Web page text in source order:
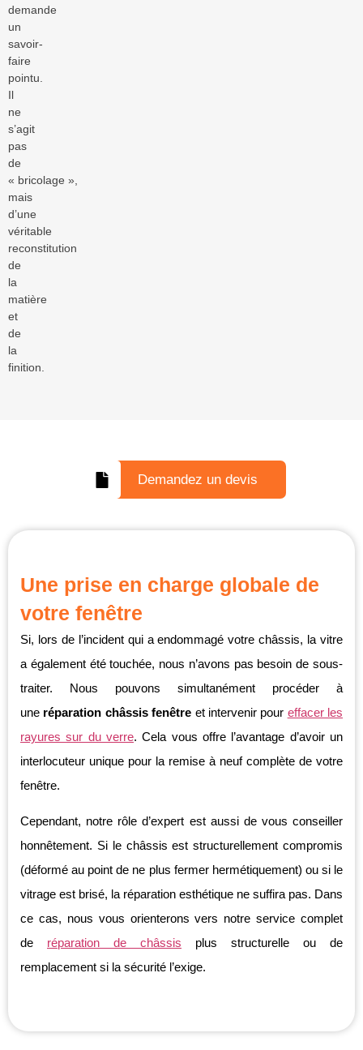
demande
un
savoir-
faire
pointu.
Il
ne
s’agit
pas
de
« bricolage »,
mais
d’une
véritable
reconstitution
de
la
matière
et
de
la
finition.
Demandez un devis
Une prise en charge globale de
votre fenêtre
Si, lors de l’incident qui a endommagé votre châssis, la vitre
a également été touchée, nous n’avons pas besoin de sous-
traiter. Nous pouvons simultanément procéder à
une réparation châssis fenêtre et intervenir pour effacer les
rayures sur du verre. Cela vous offre l’avantage d’avoir un
interlocuteur unique pour la remise à neuf complète de votre
fenêtre.
Cependant, notre rôle d’expert est aussi de vous conseiller
honnêtement. Si le châssis est structurellement compromis
(déformé au point de ne plus fermer hermétiquement) ou si le
vitrage est brisé, la réparation esthétique ne suffira pas. Dans
ce cas, nous vous orienterons vers notre service complet
de réparation de châssis plus structurelle ou de
remplacement si la sécurité l’exige.